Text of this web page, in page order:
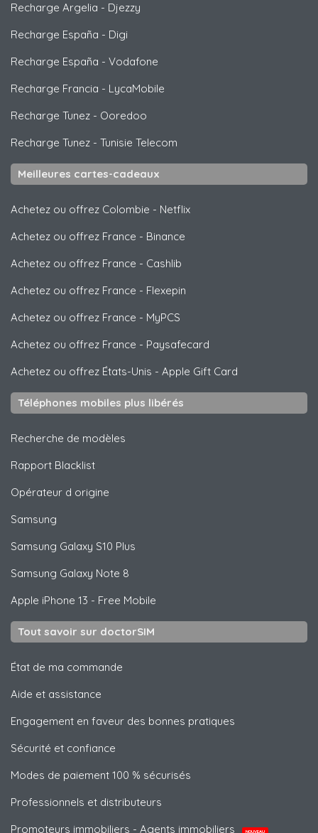
Recharge Argelia - Djezzy
Recharge España - Digi
Recharge España - Vodafone
Recharge Francia - LycaMobile
Recharge Tunez - Ooredoo
Recharge Tunez - Tunisie Telecom
Meilleures cartes-cadeaux
Achetez ou offrez Colombie - Netflix
Achetez ou offrez France - Binance
Achetez ou offrez France - Cashlib
Achetez ou offrez France - Flexepin
Achetez ou offrez France - MyPCS
Achetez ou offrez France - Paysafecard
Achetez ou offrez États-Unis - Apple Gift Card
Téléphones mobiles plus libérés
Recherche de modèles
Rapport Blacklist
Opérateur d origine
Samsung
Samsung Galaxy S10 Plus
Samsung Galaxy Note 8
Apple iPhone 13 - Free Mobile
Tout savoir sur doctorSIM
État de ma commande
Aide et assistance
Engagement en faveur des bonnes pratiques
Sécurité et confiance
Modes de paiement 100 % sécurisés
Professionnels et distributeurs
Promoteurs immobiliers - Agents immobiliers
NOUVEAU